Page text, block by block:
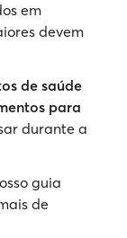
em
devem
de saúde
para
durante a
guia
de